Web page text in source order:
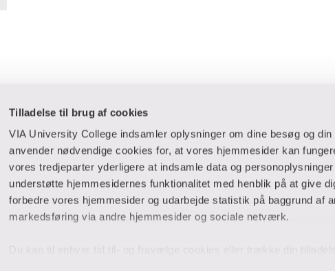
Tilladelse til brug af cookies
VIA University College indsamler oplysninger om dine besøg og
anvender nødvendige cookies for, at vores hjemmesider kan
vores tredjeparter yderligere at indsamle data og
understøtte hjemmesidernes funktionalitet med henblik på at give
forbedre vores hjemmesider og udarbejde statistik på baggrund af
markedsføring via andre hjemmesider og sociale netværk.
Samarbejde og virksomheder
IT-supportcenter